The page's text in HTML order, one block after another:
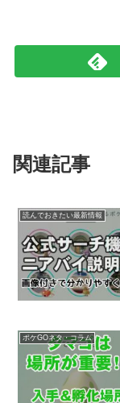
関連記事
読んでおきたい最新情報
ポケGOネタ・コラム